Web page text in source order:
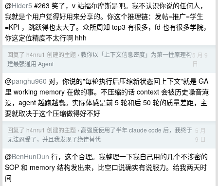
@Hider5 #263 笑了，v 站福尔摩斯是吧。我不认识你说的任何人，
我就是个用户觉得好用来分享的。你这个推理链：发帖=推广=学生
=KPI ，跳跃得也太大了。众所周知 top3 有很多，fd 也有很多学院，
你这定位精度不太行啊 hhh
回复了 h4nru1 创建的主题 › 教你以「上下文信息密度」为第一性原理构
建最强通用 Agent
5 月 9
日
@panghu960 对，你说的"每轮执行后压缩新状态回上下文"就是 GA
里 working memory 在做的事。不压缩的话 context 会被历史噪音淹
没，agent 越跑越蠢。实际体感是前 5 轮和后 50 轮的质量差距，主
要就取决于这个压缩做得好不好
回复了 h4nru1 创建的主题 › 高强度使用了半年 claude code 后，我终于
无法忍受了，并且我发现了绝佳替代
5 月
9 日
@BenHunDun 行，这个合理。我整理一下我自己用的几个不涉密的
SOP 和 memory 结构发出来，比空口说确实有说服力。给我两天时
间